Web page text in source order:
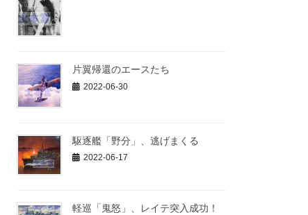
片翼帰還のエースたち
2022-06-30
駆逐艦「野分」、逃げまくる
2022-06-17
軽巡「鬼怒」、レイテ突入成功！